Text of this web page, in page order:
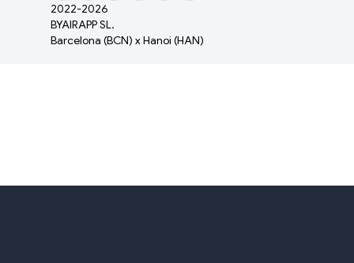
2022-2026
BYAIRAPP SL.
Barcelona (BCN) x Hanoi (HAN)